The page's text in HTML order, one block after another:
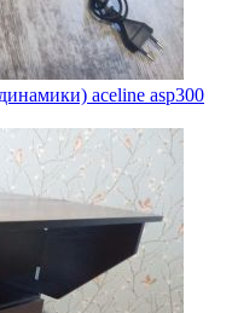
aceline asp300